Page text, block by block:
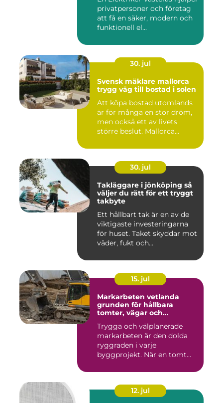
privatpersoner och företag
att få en säker, modern och
funktionell el...
30. jul
Svensk mäklare mallorca
trygg väg till bostad i solen
Att köpa bostad utomlands
är för många en stor dröm,
men också ett av livets
större beslut. Mallorca...
30. jul
Takläggare i jönköping så
väljer du rätt för ett tryggt
takbyte
Ett hållbart tak är en av de
viktigaste investeringarna
för huset. Taket skyddar mot
väder, fukt och...
15. jul
Markarbeten vetlanda
grunden för hållbara
tomter, vägar och
Trygga och välplanerade
markarbeten är den dolda
ryggraden i varje
byggprojekt. När en tomt
12. jul